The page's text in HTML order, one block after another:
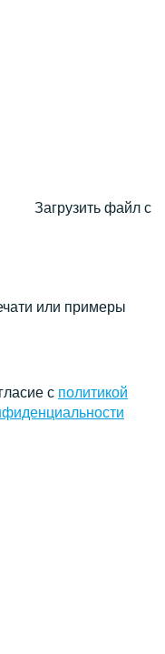
Загрузить файл с
или примеры
с политикой